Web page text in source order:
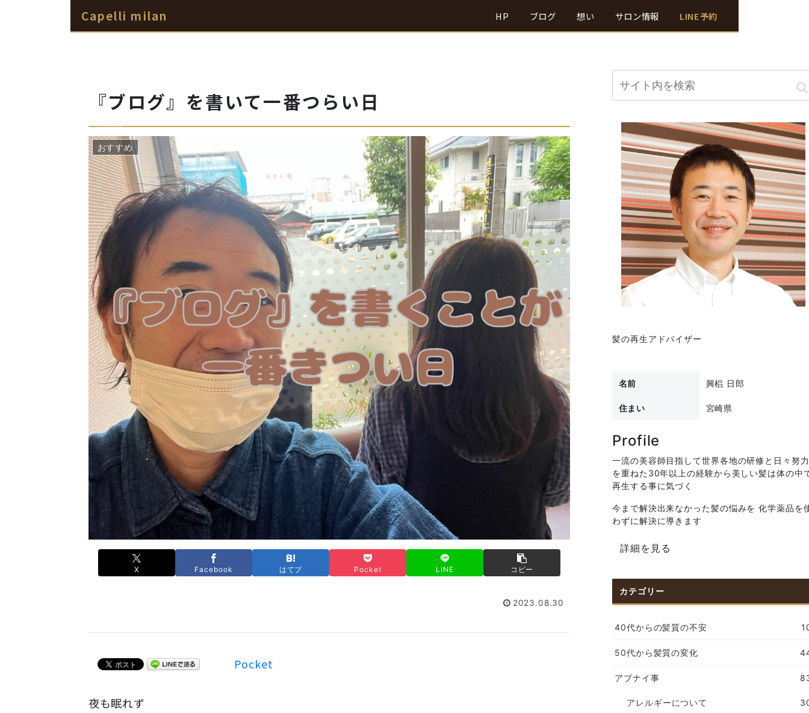
Capelli milan HP ブログ 想い サロン情報 LINE予約
『ブログ』を書いて一番つらい日
おすすめ
X Facebook はてブ Pocket LINE コピー
2023.08.30
Pocket
夜も眠れず
髪の再生アドバイザー
名前 興梠 日郎
住まい 宮崎県
Profile
一流の美容師目指して世界各地の研修と日々努力
を重ねた30年以上の経験から美しい髪は体の中
再生する事に気づく
今まで解決出来なかった髪の悩みを 化学薬品を
わずに解決に導きます
詳細を見る
カテゴリー
40代からの髪質の不安
50代から髪質の変化
アブナイ事
アレルギーについて